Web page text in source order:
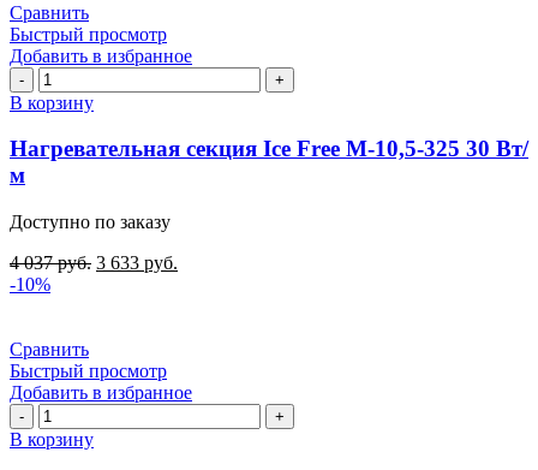
Сравнить
Быстрый просмотр
Добавить в избранное
Количество
товара
Нагревательная
секция
Ice
325
Вт/
м
В корзину
Нагревательная секция Ice Free М-10,5-325 30 Вт/
м
Доступно по заказу
4 037руб. 3 633 руб.
-10%
Сравнить
Быстрый просмотр
Добавить в избранное
Количество
товара
Нагревательная
В корзину